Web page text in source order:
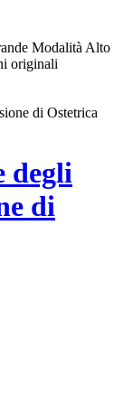
Modalità Alto
originali
di Ostetrica
degli
di